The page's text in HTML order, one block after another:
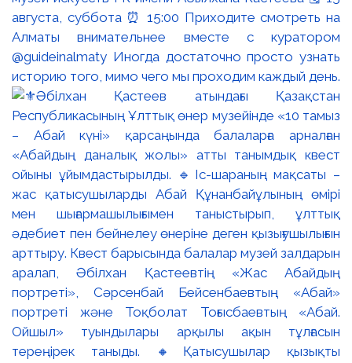
августа, суббота ⏰ 15:00 Приходите смотреть на
Алматы внимательнее вместе с куратором
@guideinalmaty Иногда достаточно просто узнать
историю того, мимо чего мы проходим каждый день.